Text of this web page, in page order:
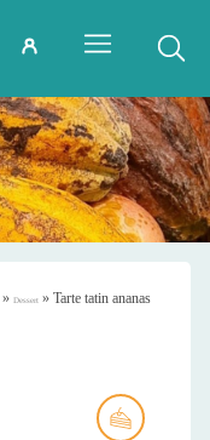
» Dessert » Tarte tatin ananas